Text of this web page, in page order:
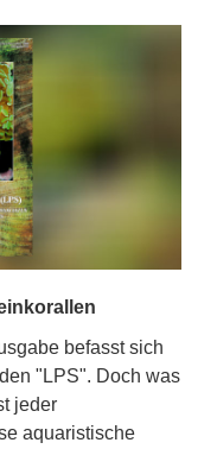
befasst sich
"LPS". Doch was
jeder
aquaristische